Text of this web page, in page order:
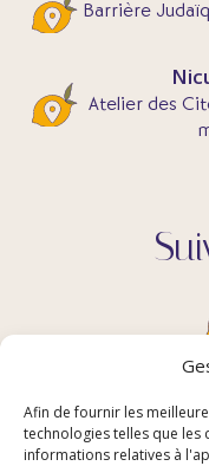
Afin de fournir les
technologies telles que les
informations relatives à
Barrière
Atelier des